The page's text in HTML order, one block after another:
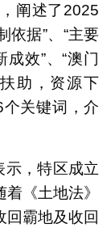
阐述了2025
依据”、“主要
成效”、“澳门
助，资源下
个关键词，介
示，特区成立
《土地法》
回霸地及收回